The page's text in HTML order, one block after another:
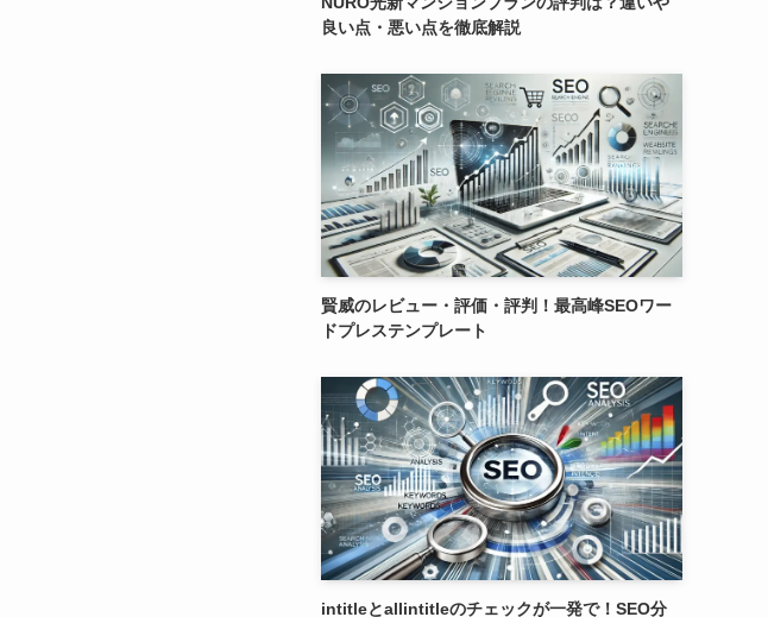
良い点・悪い点を徹底解説
賢威のレビュー・評価・評判！最高峰SEOワー
ドプレステンプレート
intitleとallintitleのチェックが一発で！SEO分